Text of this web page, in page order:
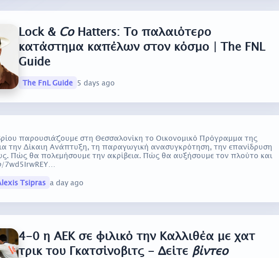
Lock & CoHatters: Το παλαιότερο
κατάστημα καπέλων στον κόσμο | The FNL
Guide
The FnL Guide 5 days ago
παρουσιάζουμε στη Θεσσαλονίκη το Οικονομικό Πρόγραμμα της
την Δίκαιη Ανάπτυξη, τη παραγωγική ανασυγκρότηση, την επανίδρυση
Πώς θα πολεμήσουμε την ακρίβεια. Πώς θα αυξήσουμε τον πλούτο και
/7wd5IrwREY…
Tsipras a day ago
4-0 η ΑΕΚ σε φιλικό την Καλλιθέα με χατ
τρικ του Γκατσίνοβιτς - Δείτε βίντεο